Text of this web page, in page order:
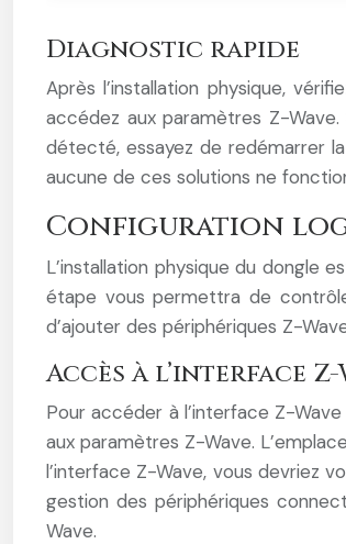
Diagnostic rapide
Après l’installation physique,
accédez aux paramètres Z-
détecté, essayez de redémarrer
aucune de ces solutions ne
Configuration
L’installation physique du dongle
étape vous permettra de
d’ajouter des périphériques Z-
Accès à l’interface
Pour accéder à l’interface Z-
aux paramètres Z-Wave.
l’interface Z-Wave, vous devriez
gestion des périphériques
Wave.